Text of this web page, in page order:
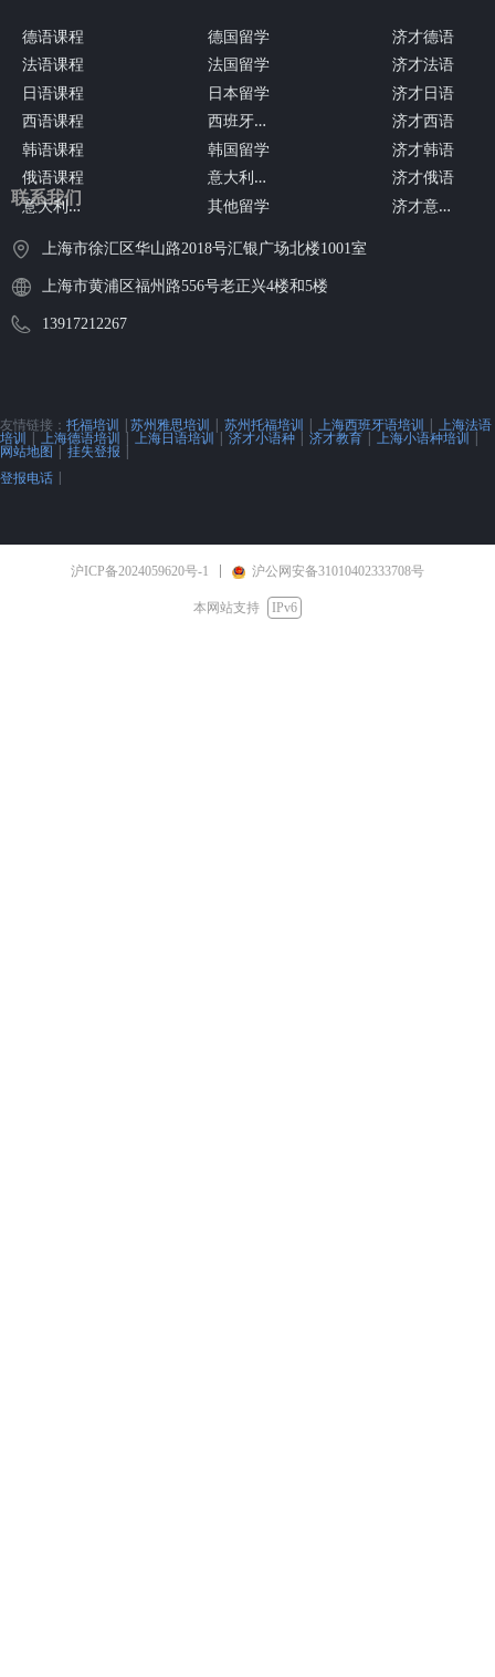
德语课程
法语课程
日语课程
西语课程
韩语课程
俄语课程
意
大利语课程
德国留学
法国留学
日本留学
西
班牙留学
韩国留学
意
大利留学
其他留学
济才德语
济才法语
济才日语
济才西语
济才韩语
济才俄语
济
才意大利语
联系我们
上海市徐汇区华山路2018号汇银广场北楼1001室
上海市黄浦区福州路556号老正兴4楼和5楼
13917212267
友情链接： 托福培训 |苏州雅思培训 | 苏州托福培训 | 上海西班牙语培训 | 上海法语
培训 |上海德语培训 |上海日语培训|济才小语种 | 济才教育 | 上海小语种培训 |
网站地图 |挂失登报
登报电话 |
沪ICP备2024059620号-1 沪公网安备31010402333708号
本网站支持 IPv6